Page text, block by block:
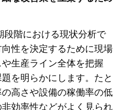
段階における現状分析で
性を決定するために現場
生産ライン全体を把握
を明らかにします。たと
高さや設備の稼働率の低
効率性などがよく見られ